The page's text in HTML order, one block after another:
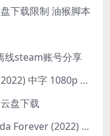
下载限制 油猴脚本
线steam账号分享
史前星球 Prehistoric Planet (2022) 中字 1080p 高清 阿里云盘 2022.5.27已更新全集
盘下载
黑豹2 Black Panther: Wakanda Forever (2022) 高清版